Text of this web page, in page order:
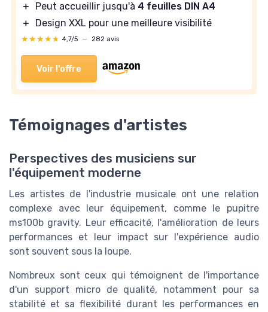
＋
Peut accueillir jusqu'à 4 feuilles DIN A4
＋
Design XXL pour une meilleure visibilité
★★★★★
★★★★★ 4,7/5 — 282 avis
Voir l'offre
Témoignages d'artistes
Perspectives des musiciens sur
l'équipement moderne
Les artistes de l'industrie musicale ont une relation
complexe avec leur équipement, comme le pupitre
ms100b gravity. Leur efficacité, l'amélioration de leurs
performances et leur impact sur l'expérience audio
sont souvent sous la loupe.
Nombreux sont ceux qui témoignent de l'importance
d'un support micro de qualité, notamment pour sa
stabilité et sa flexibilité durant les performances en